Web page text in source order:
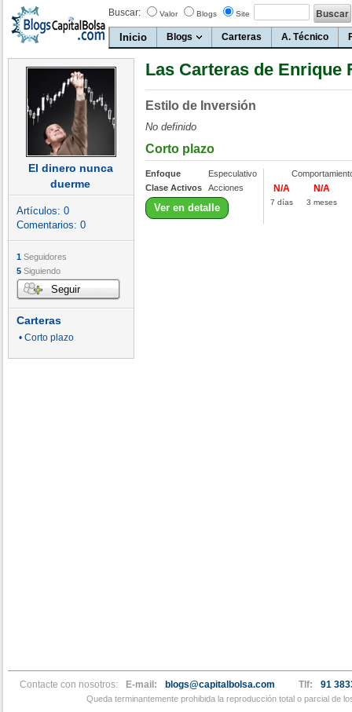
Buscar: Valor Blogs Site
Inicio Blogs Carteras A. Técnico
El dinero nunca
duerme
Artículos: 0
Comentarios: 0
1 Seguidores
5 Siguiendo
Seguir
Carteras
• Corto plazo
Las Carteras de Enrique
Estilo de Inversión
No definido
Corto plazo
Enfoque
Especulativo
Clase Activos
Acciones
Ver en detalle
N/A
7 días
N/A
3 meses
Contacte con nosotros: E-mail: blogs@capitalbolsa.com Tlf: 91
Queda terminantemente prohibida la reproducción total o parcial de